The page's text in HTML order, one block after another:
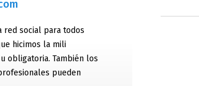
red social para todos
hicimos la mili
obligatoria. También los
pueden